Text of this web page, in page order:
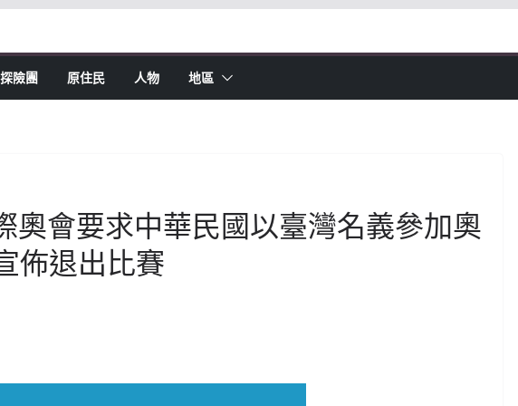
險團 原住民 人物 地區
奧會要求中華民國以臺灣名義參加奧
佈退出比賽